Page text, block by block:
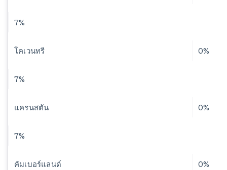
7%
โคเวนทรี 0%
7%
แครนสตัน 0%
7%
คัมเบอร์แลนด์ 0%